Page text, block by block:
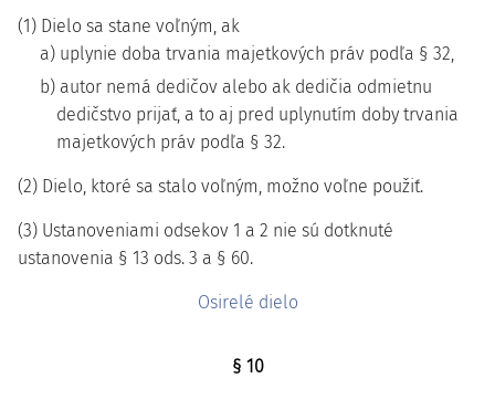
(1) Dielo sa stane voľným, ak
a) uplynie doba trvania majetkových práv podľa § 32,
b) autor nemá dedičov alebo ak dedičia odmietnu
dedičstvo prijať, a to aj pred uplynutím doby trvania
majetkových práv podľa § 32.
(2) Dielo, ktoré sa stalo voľným, možno voľne použiť.
(3) Ustanoveniami odsekov 1 a 2 nie sú dotknuté
ustanovenia § 13 ods. 3 a § 60.
Osirelé dielo
§ 10